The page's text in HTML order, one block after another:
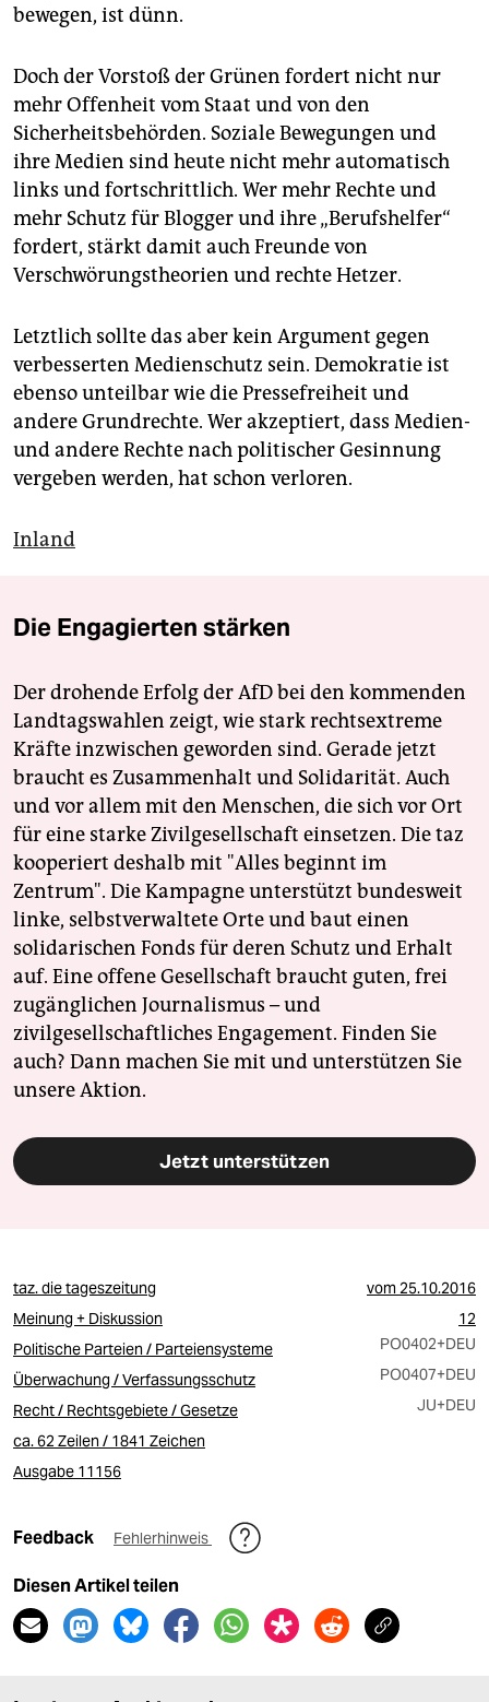
bewegen, ist dünn.
Doch der Vorstoß der Grünen fordert nicht nur
mehr Offenheit vom Staat und von den
Sicherheitsbehörden. Soziale Bewegungen und
ihre Medien sind heute nicht mehr automatisch
links und fortschrittlich. Wer mehr Rechte und
mehr Schutz für Blogger und ihre „Berufshelfer“
fordert, stärkt damit auch Freunde von
Verschwörungstheorien und rechte Hetzer.
Letztlich sollte das aber kein Argument gegen
verbesserten Medienschutz sein. Demokratie ist
ebenso unteilbar wie die Pressefreiheit und
andere Grundrechte. Wer akzeptiert, dass Medien-
und andere Rechte nach politischer Gesinnung
vergeben werden, hat schon verloren.
Inland
Die Engagierten stärken
Der drohende Erfolg der AfD bei den kommenden
Landtagswahlen zeigt, wie stark rechtsextreme
Kräfte inzwischen geworden sind. Gerade jetzt
braucht es Zusammenhalt und Solidarität. Auch
und vor allem mit den Menschen, die sich vor Ort
für eine starke Zivilgesellschaft einsetzen. Die taz
kooperiert deshalb mit "Alles beginnt im
Zentrum". Die Kampagne unterstützt bundesweit
linke, selbstverwaltete Orte und baut einen
solidarischen Fonds für deren Schutz und Erhalt
auf. Eine offene Gesellschaft braucht guten, frei
zugänglichen Journalismus – und
zivilgesellschaftliches Engagement. Finden Sie
auch? Dann machen Sie mit und unterstützen Sie
unsere Aktion.
Jetzt unterstützen
taz. die tageszeitung vom25.10.2016
Meinung + Diskussion
12
Politische Parteien / Parteiensysteme
PO0402+DEU
Überwachung / Verfassungsschutz
PO0407+DEU
Recht / Rechtsgebiete / Gesetze
JU+DEU
ca. 62 Zeilen / 1841 Zeichen
Ausgabe 11156
Feedback Fehlerhinweis
Diesen Artikel teilen